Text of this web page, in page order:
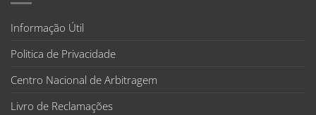
Informação Útil
Politica de Privacidade
Centro Nacional de Arbitragem
Livro de Reclamações